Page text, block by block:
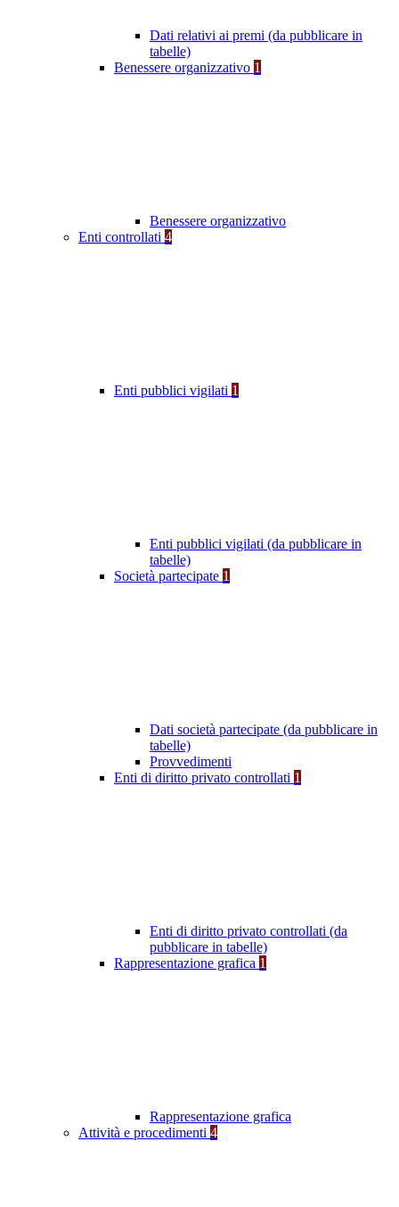
Dati relativi ai premi (da pubblicare in
tabelle)
Benessere organizzativo 1
Benessere organizzativo
Enti controllati 4
Enti pubblici vigilati 1
Enti pubblici vigilati (da pubblicare in
tabelle)
Società partecipate 1
Dati società partecipate (da pubblicare in
tabelle)
Provvedimenti
Enti di diritto privato controllati 1
Enti di diritto privato controllati (da
pubblicare in tabelle)
Rappresentazione grafica 1
Rappresentazione grafica
Attività e procedimenti 4